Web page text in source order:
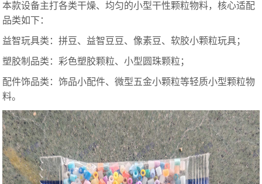
本款设备主打各类干燥、均匀的小型干性颗粒物料，核心适配
品类如下：
益智玩具类：拼豆、益智豆豆、像素豆、软胶小颗粒玩具；
塑胶制品类：彩色塑胶颗粒、小型圆珠颗粒；
配件饰品类：饰品小配件、微型五金小颗粒等轻质小型颗粒物
料。